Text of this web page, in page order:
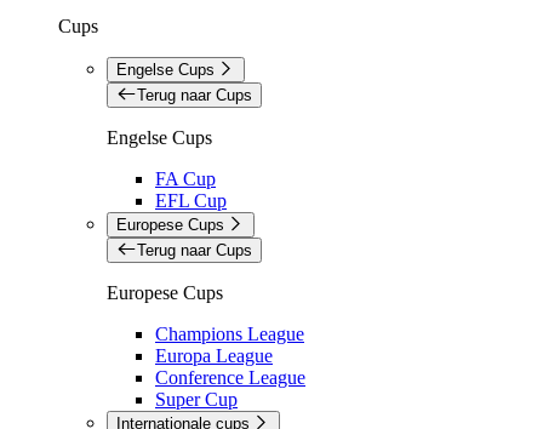
Cups
Engelse Cups
Terug naar Cups
Engelse Cups
FA Cup
EFL Cup
Europese Cups
Terug naar Cups
Europese Cups
Champions League
Europa League
Conference League
Super Cup
Internationale cups